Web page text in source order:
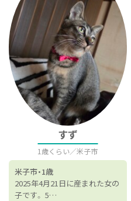
すず
1歳くらい 米子市
米子市 1歳
2025年4月21日に産まれた女の
子です。 5…